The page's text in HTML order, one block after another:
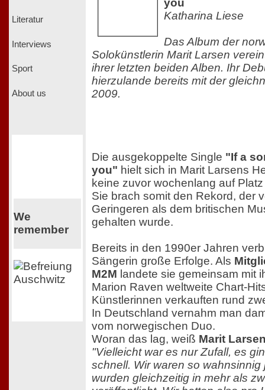
Literatur
Interviews
Sport
About us
We
remember
you
Katharina Liese
Das Album der
Solokünstlerin Marit Larsen
ihrer letzten beiden Alben. Ihr
hierzulande bereits mit der
2009.
Die ausgekoppelte Single "If a
you" hielt sich in Marit Larsens
keine zuvor wochenlang auf
Sie brach somit den Rekord, der
Geringeren als dem britischen
gehalten wurde.
Bereits in den 1990er Jahren
Sängerin große Erfolge. Als
M2M landete sie gemeinsam mit
Marion Raven weltweite Chart-
Künstlerinnen verkauften rund
In Deutschland vernahm man
vom norwegischen Duo.
Woran das lag, weiß Marit
"Vielleicht war es nur Zufall, es
schnell. Wir waren so
wurden gleichzeitig in mehr als